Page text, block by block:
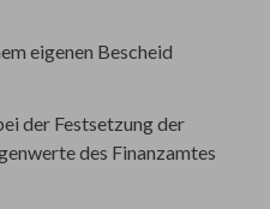
eigenen Bescheid
der Festsetzung der
des Finanzamtes